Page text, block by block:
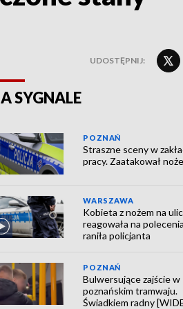
UDOSTĘPNIJ:
SYGNALE
POZNAŃ
Straszne sceny w
pracy. Zaatakował
WARSZAWA
Kobieta z nożem na
reagowała na
raniła policjanta
POZNAŃ
Bulwersujące zajście w
poznańskim tramwaju.
Świadkiem radny